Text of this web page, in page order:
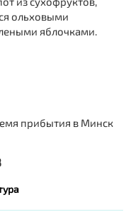
ольховыми
яблочками.
прибытия в Минск